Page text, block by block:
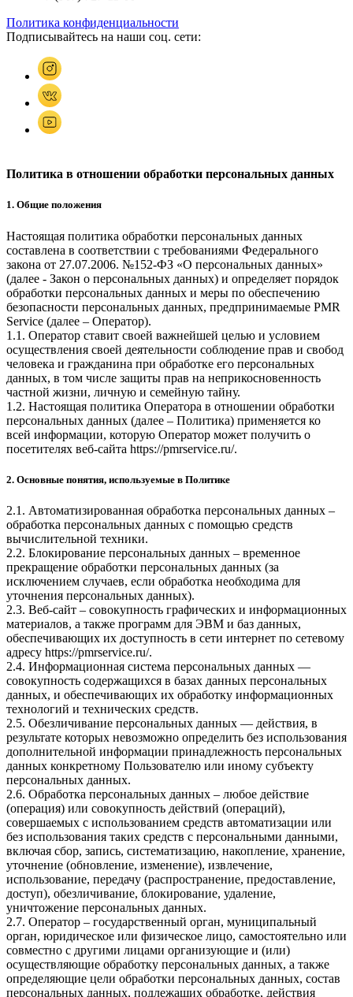
Политика конфиденциальности
Подписывайтесь на наши соц. сети:
Политика в отношении обработки персональных данных
1. Общие положения
Настоящая политика обработки персональных данных
составлена в соответствии с требованиями Федерального
закона от 27.07.2006. №152-ФЗ «О персональных данных»
(далее - Закон о персональных данных) и определяет порядок
обработки персональных данных и меры по обеспечению
безопасности персональных данных, предпринимаемые PMR
Service (далее – Оператор).
1.1. Оператор ставит своей важнейшей целью и условием
осуществления своей деятельности соблюдение прав и свобод
человека и гражданина при обработке его персональных
данных, в том числе защиты прав на неприкосновенность
частной жизни, личную и семейную тайну.
1.2. Настоящая политика Оператора в отношении обработки
персональных данных (далее – Политика) применяется ко
всей информации, которую Оператор может получить о
посетителях веб-сайта https://pmrservice.ru/.
2. Основные понятия, используемые в Политике
2.1. Автоматизированная обработка персональных данных –
обработка персональных данных с помощью средств
вычислительной техники.
2.2. Блокирование персональных данных – временное
прекращение обработки персональных данных (за
исключением случаев, если обработка необходима для
уточнения персональных данных).
2.3. Веб-сайт – совокупность графических и информационных
материалов, а также программ для ЭВМ и баз данных,
обеспечивающих их доступность в сети интернет по сетевому
адресу https://pmrservice.ru/.
2.4. Информационная система персональных данных —
совокупность содержащихся в базах данных персональных
данных, и обеспечивающих их обработку информационных
технологий и технических средств.
2.5. Обезличивание персональных данных — действия, в
результате которых невозможно определить без использования
дополнительной информации принадлежность персональных
данных конкретному Пользователю или иному субъекту
персональных данных.
2.6. Обработка персональных данных – любое действие
(операция) или совокупность действий (операций),
совершаемых с использованием средств автоматизации или
без использования таких средств с персональными данными,
включая сбор, запись, систематизацию, накопление, хранение,
уточнение (обновление, изменение), извлечение,
использование, передачу (распространение, предоставление,
доступ), обезличивание, блокирование, удаление,
уничтожение персональных данных.
2.7. Оператор – государственный орган, муниципальный
орган, юридическое или физическое лицо, самостоятельно или
совместно с другими лицами организующие и (или)
осуществляющие обработку персональных данных, а также
определяющие цели обработки персональных данных, состав
персональных данных, подлежащих обработке, действия